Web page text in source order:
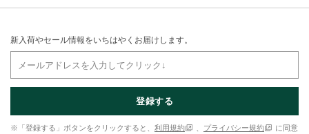
新入荷やセール情報をいちはやくお届けします。
登録する
※「登録する」ボタンをクリックすると、 利用規約 プライバシー規約
に同意